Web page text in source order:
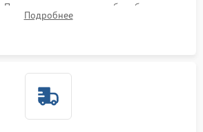
Проверка подшипников барабана и
износ, а манжеты люка на разрывы.
Подробнее